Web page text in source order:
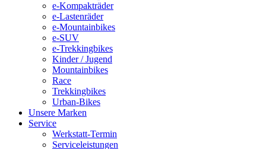
e-Kompakträder
e-Lastenräder
e-Mountainbikes
e-SUV
e-Trekkingbikes
Kinder / Jugend
Mountainbikes
Race
Trekkingbikes
Urban-Bikes
Unsere Marken
Service
Werkstatt-Termin
Serviceleistungen